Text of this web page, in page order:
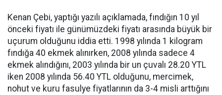
Kenan Çebi, yaptığı yazılı açıklamada, fındığın 10 yıl
önceki fiyatı ile günümüzdeki fiyatı arasında büyük bir
uçurum olduğunu iddia etti. 1998 yılında 1 kilogram
fındığa 40 ekmek alınırken, 2008 yılında sadece 4
ekmek alındığını, 2003 yılında bir un çuvalı 28.20 YTL
iken 2008 yılında 56.40 YTL olduğunu, mercimek,
nohut ve kuru fasulye fiyatlarının da 3-4 misli arttığını